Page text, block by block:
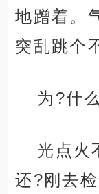
地蹭着。
突乱跳个
为?什
光点火
还?刚去